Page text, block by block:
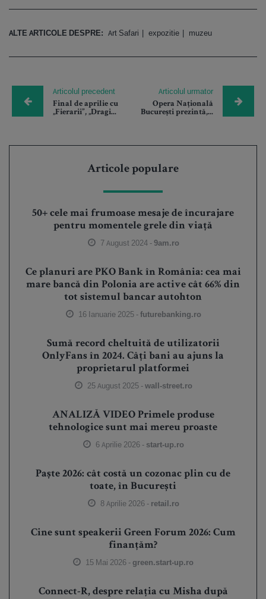
ALTE ARTICOLE DESPRE: Art Safari expozitie muzeu
Articolul precedent
Final de aprilie cu
„Fierarii”, „Dragi...
Articolul urmator
Opera Națională
București prezintă,...
Articole populare
50+ cele mai frumoase mesaje de încurajare
pentru momentele grele din viață
7 August 2024 -9am.ro
Ce planuri are PKO Bank în România: cea mai
mare bancă din Polonia are active cât 66% din
tot sistemul bancar autohton
16 Ianuarie 2025 -futurebanking.ro
Sumă record cheltuită de utilizatorii
OnlyFans în 2024. Câți bani au ajuns la
proprietarul platformei
25 August 2025 -wall-street.ro
ANALIZĂ VIDEO Primele produse
tehnologice sunt mai mereu proaste
6 Aprilie 2026 - start-up.ro
Paște 2026: cât costă un cozonac plin cu de
toate, în București
8 Aprilie 2026 - retail.ro
Cine sunt speakerii Green Forum 2026: Cum
finanțăm?
15 Mai 2026 - green.start-up.ro
Connect-R, despre relația cu Misha după